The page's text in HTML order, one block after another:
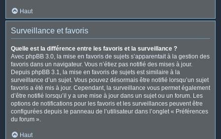
Haut
Surveillance et favoris
Quelle est la différence entre les favoris et la surveillance ?
Avec phpBB 3.0, la mise en favoris de sujets s’apparentait à la gestion des
favoris dans un navigateur. Vous n’étiez pas notifié des mises à jour.
Depuis phpBB 3.1, la mise en favoris de sujets est similaire à la
surveillance d’un sujet. Vous pouvez désormais être notifié lorsqu’un sujet
favoris a été mis à jour. Cependant, la surveillance vous permet également
d’être notifié lorsqu’il y a une mise à jour dans un sujet ou un forum. Les
options de notifications pour les favoris et les surveillances peuvent être
configurées depuis le panneau de l’utilisateur dans l’onglet « Préférences
du forum ».
Haut